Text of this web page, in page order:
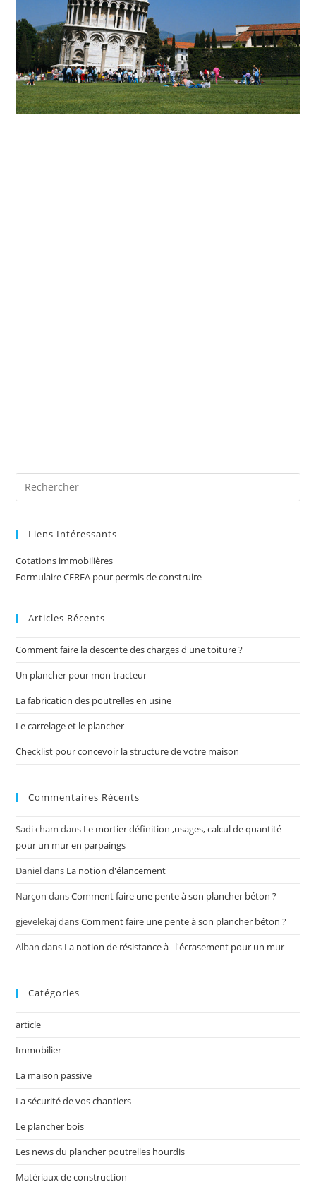
Liens Intéressants
Cotations immobilières
Formulaire CERFA pour permis de construire
Articles Récents
Comment faire la descente des charges d'une toiture ?
Un plancher pour mon tracteur
La fabrication des poutrelles en usine
Le carrelage et le plancher
Checklist pour concevoir la structure de votre maison
Commentaires Récents
Sadi cham dans Le mortier définition ,usages, calcul de quantité
pour un mur en parpaings
Danieldans La notion d'élancement
Narçon dansComment faire une pente à son plancher béton ?
gjevelekajdansComment faire une pente à son plancher béton ?
Alban dans La notion de résistance à l'écrasement pour un mur
Catégories
article
Immobilier
La maison passive
La sécurité de vos chantiers
Le plancher bois
Les news du plancher poutrelles hourdis
Matériaux de construction